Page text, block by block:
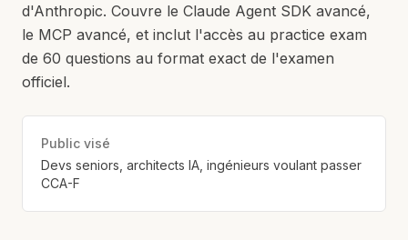
d'Anthropic. Couvre le Claude Agent SDK avancé,
le MCP avancé, et inclut l'accès au practice exam
de 60 questions au format exact de l'examen
officiel.
Public visé
Devs seniors, architects IA, ingénieurs voulant passer
CCA-F